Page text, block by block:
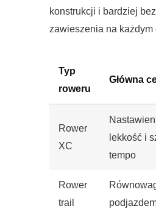
konstrukcji i bardziej
zawieszenia na każdym
Typ
roweru
Główna
Rower
XC
lekkość i
tempo
Rower
trail